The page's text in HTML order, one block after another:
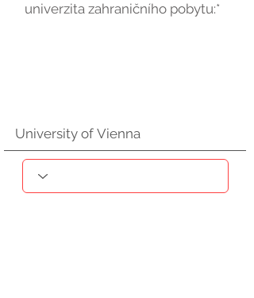
univerzita zahraničního pobytu:*